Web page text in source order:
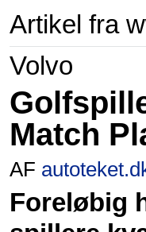
Artikel fra
Volvo
Match
AF
Fore­løbig